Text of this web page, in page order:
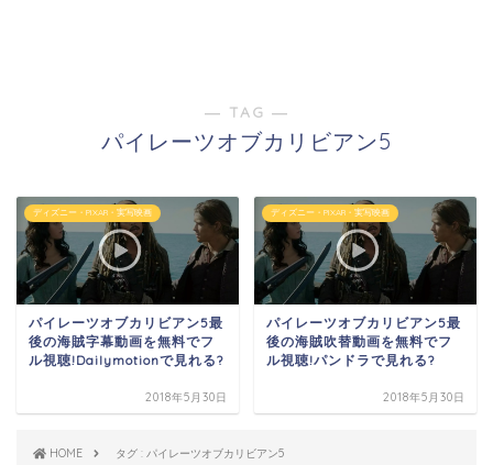
― TAG ―
パイレーツオブカリビアン5
ディズニー・PIXAR・実写映画
パイレーツオブカリビアン5最
後の海賊字幕動画を無料でフ
ル視聴!Dailymotionで見れる?
2018年5月30日
ディズニー・PIXAR・実写映画
パイレーツオブカリビアン5最
後の海賊吹替動画を無料でフ
ル視聴!パンドラで見れる?
2018年5月30日
HOME タグ : パイレーツオブカリビアン5